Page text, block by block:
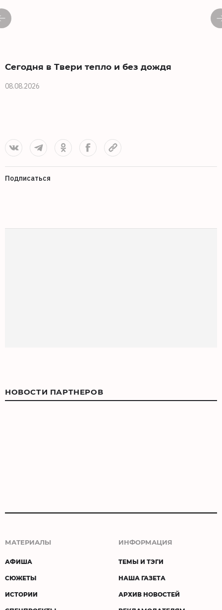
Сегодня в Твери тепло и без дождя
08.08.2026
Подписаться
НОВОСТИ ПАРТНЕРОВ
МАТЕРИАЛЫ
АФИША
СЮЖЕТЫ
ИСТОРИИ
ИНФОРМАЦИЯ
ТЕМЫ И ТЭГИ
НАША ГАЗЕТА
АРХИВ НОВОСТЕЙ